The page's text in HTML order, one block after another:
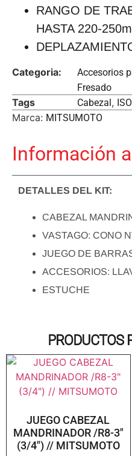
RANGO DE
HASTA 220-
Categoria: Accesorios
Fresado
Tags Cabezal,
Marca: MITSUMOTO
Información
DETALLES DEL KIT:
CABEZAL
VASTAGO: CONO
JUEGO DE
ACCESORIOS:
ESTUCHE
PRODUCTOS
JUEGO CABEZAL
MANDRINADOR /R8-3″
(3/4″) // MITSUMOTO